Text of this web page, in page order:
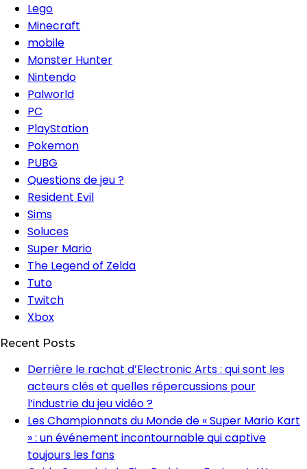
Lego
Minecraft
mobile
Monster Hunter
Nintendo
Palworld
PC
PlayStation
Pokemon
PUBG
Questions de jeu ?
Resident Evil
Sims
Soluces
Super Mario
The Legend of Zelda
Tuto
Twitch
Xbox
Recent Posts
Derrière le rachat d’Electronic Arts : qui sont les
acteurs clés et quelles répercussions pour
l’industrie du jeu vidéo ?
Les Championnats du Monde de « Super Mario Kart
» : un événement incontournable qui captive
toujours les fans